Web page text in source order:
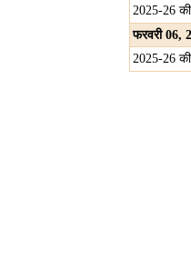
2025-26 की
फरवरी06,
2025-26 की